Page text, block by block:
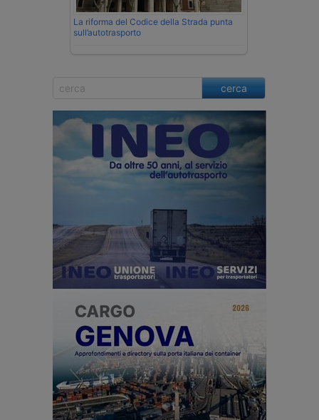
La riforma del Codice della Strada punta
sull’autotrasporto
cerca